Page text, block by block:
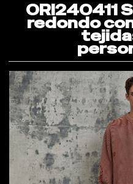
ORI240411
redondo